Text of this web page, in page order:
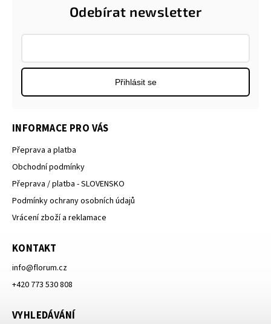
Odebírat newsletter
Přihlásit se
INFORMACE PRO VÁS
Přeprava a platba
Obchodní podmínky
Přeprava / platba - SLOVENSKO
Podmínky ochrany osobních údajů
Vrácení zboží a reklamace
KONTAKT
info@florum.cz
+420 773 530 808
VYHLEDÁVÁNÍ